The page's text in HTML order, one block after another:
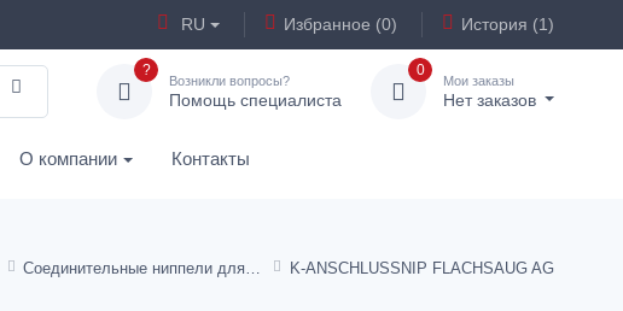
RU Избранное (0) История (1)
?
Возникли вопросы?
Помощь специалиста
0
Мои заказы
Нет заказов
О компании Контакты
Соединительные ниппели для плоских присосок, круглые K-ANSCHLUSSNIP FLACHSAUG AG